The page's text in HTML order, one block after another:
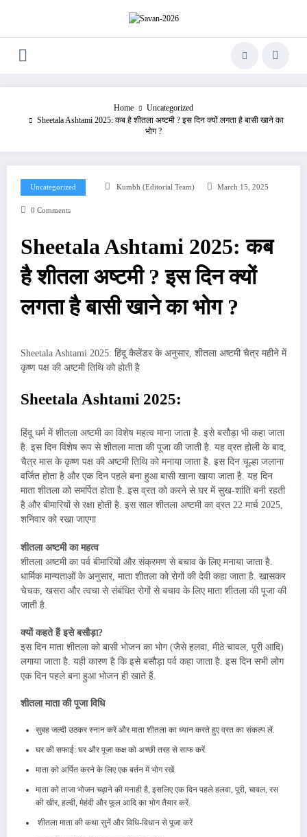
Home
Uncategorized
Sheetala Ashtami 2025: कब है शीतला अष्टमी ? इस दिन क्यों लगता है बासी खाने का
भोग ?
Uncategorized Kumbh (Editorial Team) March 15, 2025
0 Comments
Sheetala Ashtami 2025: कब
है शीतला अष्टमी ? इस दिन क्यों
लगता है बासी खाने का भोग ?
Sheetala Ashtami 2025: हिंदू कैलेंडर के अनुसार, शीतला अष्टमी चैत्र महीने में
कृष्ण पक्ष की अष्टमी तिथि को होती है
Sheetala Ashtami 2025:
हिंदू धर्म में शीतला अष्टमी का विशेष महत्व माना जाता है. इसे बसौड़ा भी कहा जाता
है. इस दिन विशेष रूप से शीतला माता की पूजा की जाती है. यह व्रत होली के बाद,
चैत्र मास के कृष्ण पक्ष की अष्टमी तिथि को मनाया जाता है. इस दिन चूल्हा जलाना
वर्जित होता है और एक दिन पहले बना हुआ बासी खाना खाया जाता है. यह दिन
माता शीतला को समर्पित होता है. इस व्रत को करने से घर में सुख-शांति बनी रहती
है और बीमारियों से रक्षा होती है. इस साल शीतला अष्टमी का व्रत 22 मार्च 2025,
शनिवार को रखा जाएगा
शीतला अष्टमी का महत्व
शीतला अष्टमी का पर्व बीमारियों और संक्रमण से बचाव के लिए मनाया जाता है.
धार्मिक मान्यताओं के अनुसार, माता शीतला को रोगों की देवी कहा जाता है. खासकर
चेचक, खसरा और त्वचा से संबंधित रोगों से बचाव के लिए माता शीतला की पूजा की
जाती है.
क्यों कहते हैं इसे बसौड़ा?
इस दिन माता शीतला को बासी भोजन का भोग (जैसे हलवा, मीठे चावल, पूरी आदि)
लगाया जाता है. यही कारण है कि इसे बसौड़ा पर्व कहा जाता है. इस दिन सभी लोग
एक दिन पहले बना हुआ भोजन ही खाते हैं.
शीतला माता की पूजा विधि
सुबह जल्दी उठकर स्नान करें और माता शीतला का ध्यान करते हुए व्रत का संकल्प लें.
घर की सफाई: घर और पूजा कक्ष को अच्छी तरह से साफ करें.
माता को अर्पित करने के लिए एक बर्तन में भोग रखें.
माता को ताजा भोजन चढ़ाने की मनाही है, इसलिए एक दिन पहले हलवा, पूरी, चावल, रस
की खीर, हल्दी, मेहंदी और फूल आदि का भोग तैयार करें.
शीतला माता की कथा सुनें और विधि-विधान से पूजा करें